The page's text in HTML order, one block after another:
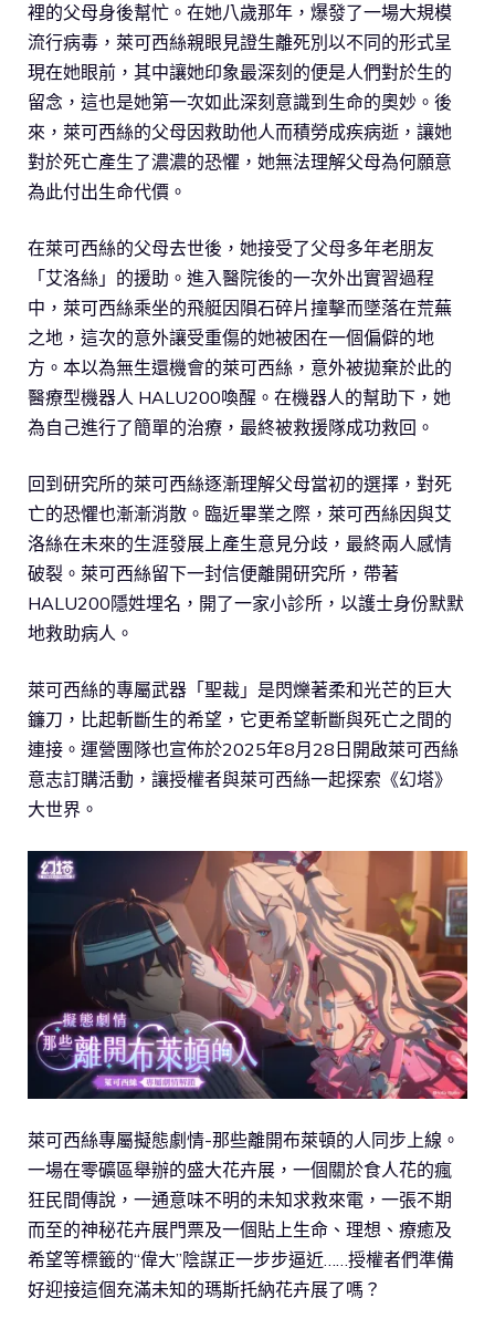
裡的父母身後幫忙。在她八歲那年，爆發了一場大規模
流行病毒，萊可西絲親眼見證生離死別以不同的形式呈
現在她眼前，其中讓她印象最深刻的便是人們對於生的
留念，這也是她第一次如此深刻意識到生命的奧妙。後
來，萊可西絲的父母因救助他人而積勞成疾病逝，讓她
對於死亡產生了濃濃的恐懼，她無法理解父母為何願意
為此付出生命代價。
在萊可西絲的父母去世後，她接受了父母多年老朋友
「艾洛絲」的援助。進入醫院後的一次外出實習過程
中，萊可西絲乘坐的飛艇因隕石碎片撞擊而墜落在荒蕪
之地，這次的意外讓受重傷的她被困在一個偏僻的地
方。本以為無生還機會的萊可西絲，意外被拋棄於此的
醫療型機器人 HALU200喚醒。在機器人的幫助下，她
為自己進行了簡單的治療，最終被救援隊成功救回。
回到研究所的萊可西絲逐漸理解父母當初的選擇，對死
亡的恐懼也漸漸消散。臨近畢業之際，萊可西絲因與艾
洛絲在未來的生涯發展上產生意見分歧，最終兩人感情
破裂。萊可西絲留下一封信便離開研究所，帶著
HALU200隱姓埋名，開了一家小診所，以護士身份默默
地救助病人。
萊可西絲的專屬武器「聖裁」是閃爍著柔和光芒的巨大
鐮刀，比起斬斷生的希望，它更希望斬斷與死亡之間的
連接。運營團隊也宣佈於2025年8月28日開啟萊可西絲
意志訂購活動，讓授權者與萊可西絲一起探索《幻塔》
大世界。
萊可西絲專屬擬態劇情-那些離開布萊頓的人同步上線。
一場在零礦區舉辦的盛大花卉展，一個關於食人花的瘋
狂民間傳說，一通意味不明的未知求救來電，一張不期
而至的神秘花卉展門票及一個貼上生命、理想、療癒及
希望等標籤的“偉大”陰謀正一步步逼近……授權者們準備
好迎接這個充滿未知的瑪斯托納花卉展了嗎？